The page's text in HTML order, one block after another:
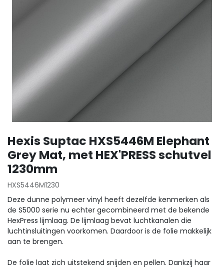
Hexis Suptac HXS5446M Elephant
Grey Mat, met HEX'PRESS schutvel
1230mm
HXS5446M1230
Deze dunne polymeer vinyl heeft dezelfde kenmerken als
de S5000 serie nu echter gecombineerd met de bekende
HexPress lijmlaag. De lijmlaag bevat luchtkanalen die
luchtinsluitingen voorkomen. Daardoor is de folie makkelijk
aan te brengen.
De folie laat zich uitstekend snijden en pellen. Dankzij haar